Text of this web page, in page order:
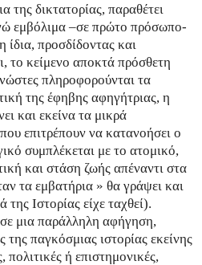
της δικτατορίας, παραθέτει
εμβόλιμα –σε πρώτο πρόσωπο-
προσδίδοντας και
το κείμενο αποκτά πρόσθετη
πληροφορούνται τα
της έφηβης αφηγήτριας, η
και εκείνα τα μικρά
επιτρέπουν να κατανοήσει ο
συμπλέκεται με το ατομικό,
και στάση ζωής απέναντι στα
τα εμβατήρια » θα γράψει και
Ιστορίας είχε ταχθεί).
μια παράλληλη αφήγηση,
της παγκόσμιας ιστορίας εκείνης
πολιτικές ή επιστημονικές,